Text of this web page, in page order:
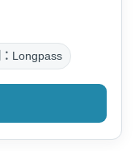
Longpass